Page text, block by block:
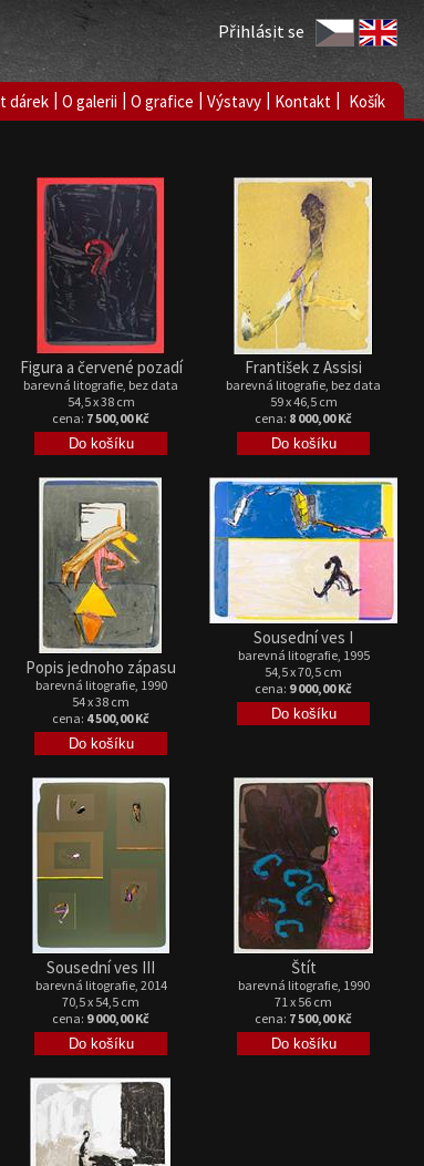
Přihlásit se
dárek | O galerii | O grafice | Výstavy | Kontakt | Košík
Figura a červené pozadí
barevná litografie, bez data
54,5 x 38 cm
cena: 7 500,00 Kč
František z Assisi
barevná litografie, bez data
59 x 46,5 cm
cena: 8 000,00 Kč
Popis jednoho zápasu
barevná litografie, 1990
54 x 38 cm
cena: 4 500,00 Kč
Sousední ves I
barevná litografie, 1995
54,5 x 70,5 cm
cena: 9 000,00 Kč
Sousední ves III
barevná litografie, 2014
70,5 x 54,5 cm
cena: 9 000,00 Kč
Štít
barevná litografie, 1990
71 x 56 cm
cena: 7 500,00 Kč